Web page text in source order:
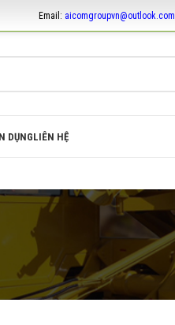
Email: aicomgroupvn@outlook.com
DỤNGLIÊN HỆ